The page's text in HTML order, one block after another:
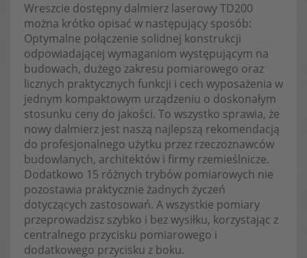
Wreszcie dostępny dalmierz laserowy TD200
można krótko opisać w następujący sposób:
Optymalne połączenie solidnej konstrukcji
odpowiadającej wymaganiom występującym na
budowach, dużego zakresu pomiarowego oraz
licznych praktycznych funkcji i cech wyposażenia w
jednym kompaktowym urządzeniu o doskonałym
stosunku ceny do jakości. To wszystko sprawia, że​
nowy dalmierz jest naszą najlepszą rekomendacją
do profesjonalnego użytku przez rzeczoznawców
budowlanych, architektów i firmy rzemieślnicze.
Dodatkowo 15 różnych trybów pomiarowych nie
pozostawia praktycznie żadnych życzeń
dotyczących zastosowań. A wszystkie pomiary
przeprowadzisz szybko i bez wysiłku, korzystając z
centralnego przycisku pomiarowego i
dodatkowego przycisku z boku.